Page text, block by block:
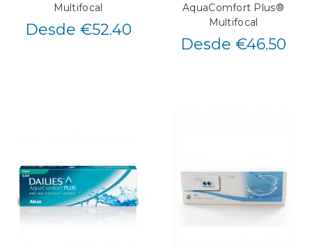
Multifocal
Desde €52.40
AquaComfort Plus®
Multifocal
Desde €46.50